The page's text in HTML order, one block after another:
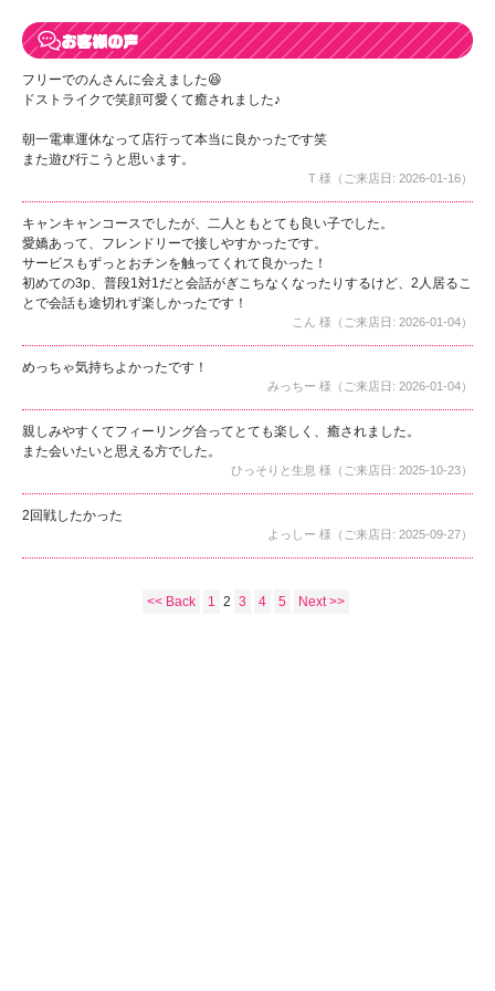
フリーでのんさんに会えました😆
ドストライクで笑顔可愛くて癒されました♪
朝一電車運休なって店行って本当に良かったです笑
また遊び行こうと思います。
T 様（ご来店日: 2026-01-16）
キャンキャンコースでしたが、二人ともとても良い子でした。
愛嬌あって、フレンドリーで接しやすかったです。
サービスもずっとおチンを触ってくれて良かった！
初めての3p、普段1対1だと会話がぎこちなくなったりするけど、2人居るこ
とで会話も途切れず楽しかったです！
こん 様（ご来店日: 2026-01-04）
めっちゃ気持ちよかったです！
みっちー 様（ご来店日: 2026-01-04）
親しみやすくてフィーリング合ってとても楽しく、癒されました。
また会いたいと思える方でした。
ひっそりと生息 様（ご来店日: 2025-10-23）
2回戦したかった
よっしー 様（ご来店日: 2025-09-27）
<< Back 1 2 3 4 5 Next >>